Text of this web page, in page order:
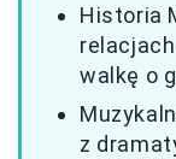
Historia
walkę o
z